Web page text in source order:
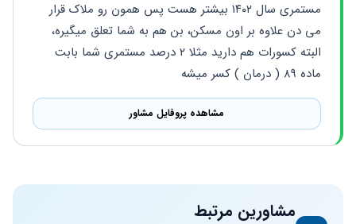
ماده ۸۹ ( درمان ) کسر میشه
مشاهده پروفایل مشاور
مشاورین مرتبط